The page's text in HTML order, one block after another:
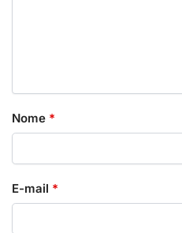
Nome *
E-mail *